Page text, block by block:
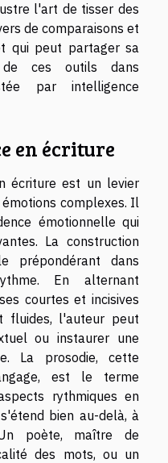
l'art de tisser des
de comparaisons et
qui peut partager sa
ces outils dans
par intelligence
en écriture
écriture est un levier
complexes. Il
émotionnelle qui
La construction
prépondérant dans
En alternant
courtes et incisives
fluides, l'auteur peut
ou instaurer une
La prosodie, cette
est le terme
rythmiques en
bien au-delà, à
poète, maître de
des mots, ou un